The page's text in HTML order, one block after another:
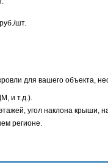
шт.
для вашего объекта,
и т.д.).
угол наклона крыши,
регионе.